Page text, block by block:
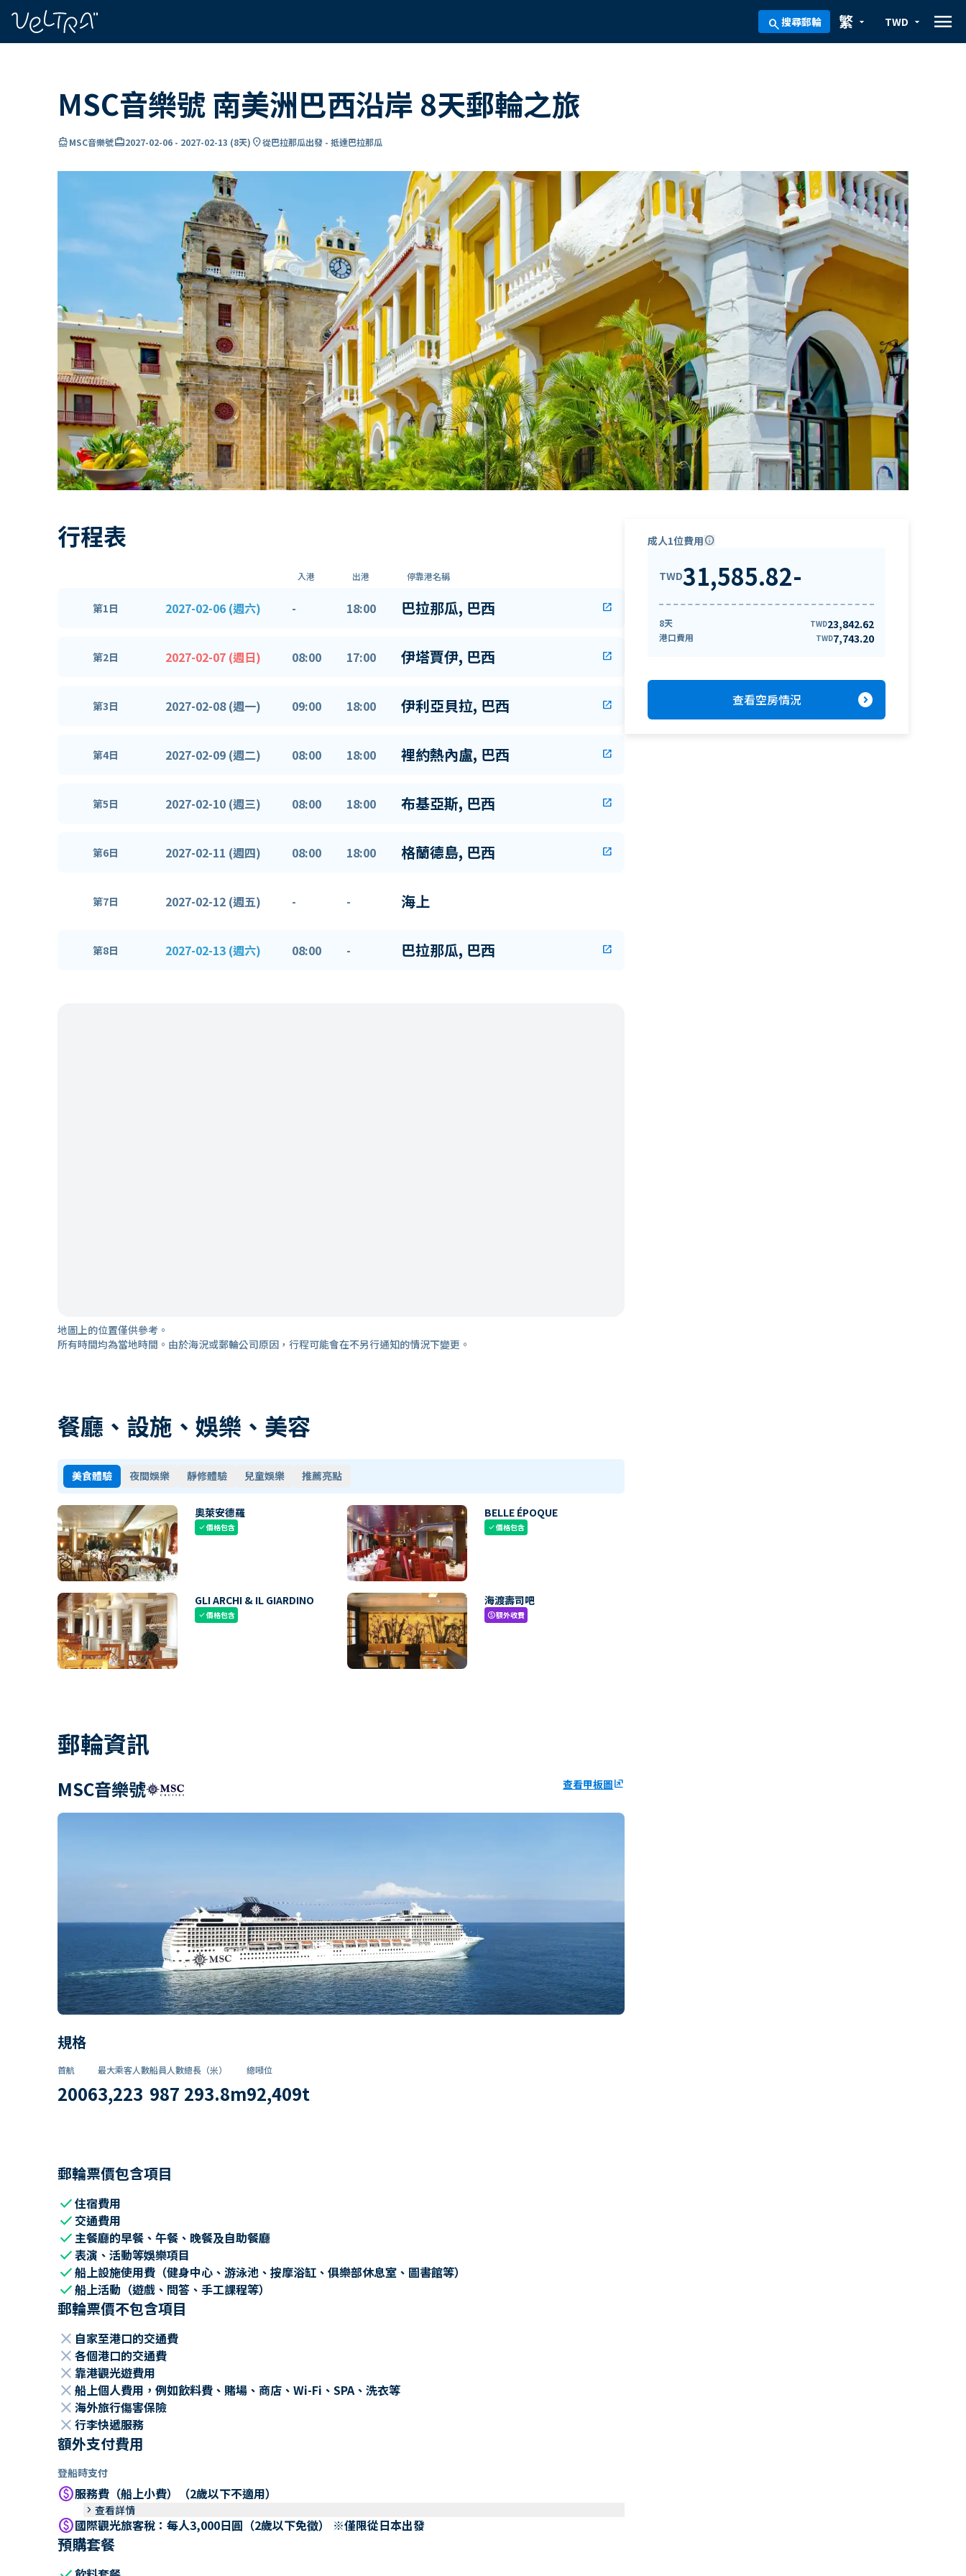
search搜尋郵輪 arrow_drop_down
繁 arrow_drop_down
TWD menu
MSC音樂號 南美洲巴西沿岸 8天郵輪之旅
directions_boatMSC音樂號card_travel2027-02-06 - 2027-02-13 (8天) location_on從巴拉那瓜出發 - 抵達巴拉那瓜
行程表
入港 出港 停靠港名稱
第1日 2027-02-06 (週六) - 18:00 巴拉那瓜, 巴西 open_in_new
第2日 2027-02-07 (週日) 08:00 17:00 伊塔賈伊, 巴西 open_in_new
第3日 2027-02-08 (週一) 09:00 18:00 伊利亞貝拉, 巴西 open_in_new
第4日 2027-02-09 (週二) 08:00 18:00 裡約熱內盧, 巴西 open_in_new
第5日 2027-02-10 (週三) 08:00 18:00 布基亞斯, 巴西 open_in_new
第6日 2027-02-11 (週四) 08:00 18:00 格蘭德島, 巴西 open_in_new
第7日 2027-02-12 (週五) - - 海上
第8日 2027-02-13 (週六) 08:00 - 巴拉那瓜, 巴西 open_in_new
地圖上的位置僅供參考。
所有時間均為當地時間。由於海況或郵輪公司原因，行程可能會在不另行通知的情況下變更。
餐廳、設施、娛樂、美容
美食體驗 夜間娛樂 靜修體驗 兒童娛樂 推薦亮點
奧萊安德羅
check價格包含
BELLE ÉPOQUE
check價格包含
GLI ARCHI & IL GIARDINO
check價格包含
海渡壽司吧
paid額外收費
郵輪資訊
MSC音樂號 查看甲板圖ungroup
規格
首航
2006
最大乘客人數
3,223
船員人數
987
總長（米）
293.8m
總噸位
92,409t
郵輪票價包含項目
check住宿費用
check 交通費用
check主餐廳的早餐、午餐、晚餐及自助餐廳
check表演、活動等娛樂項目
check船上設施使用費（健身中心、游泳池、按摩浴缸、俱樂部休息室、圖書館等）
check船上活動（遊戲、問答、手工課程等）
郵輪票價不包含項目
close 自家至港口的交通費
close 各個港口的交通費
close 靠港觀光遊費用
close 船上個人費用，例如飲料費、賭場、商店、Wi-Fi、SPA、洗衣等
close 海外旅行傷害保險
close 行李快遞服務
額外支付費用
登船時支付
paid服務費（船上小費）（2歲以下不適用）
keyboard_arrow_right 查看詳情
paid國際觀光旅客稅：每人3,000日圓（2歲以下免徵） ※僅限從日本出發
預購套餐
成人1位費用info
TWD31,585.82-
8天 TWD23,842.62
港口費用 TWD7,743.20
查看空房情況 expand_circle_right